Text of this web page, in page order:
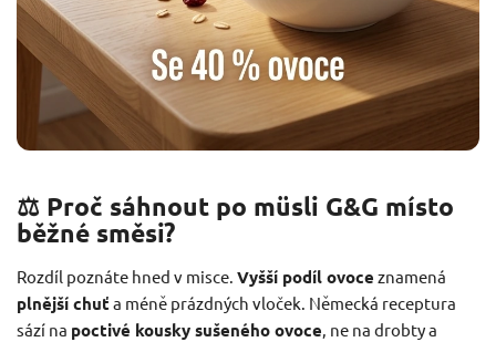
⚖️ Proč sáhnout po müsli G&G místo
běžné směsi?
Rozdíl poznáte hned v misce. Vyšší podíl ovoce znamená
plnější chuť a méně prázdných vloček. Německá receptura
sází na poctivé kousky sušeného ovoce , ne na drobty a